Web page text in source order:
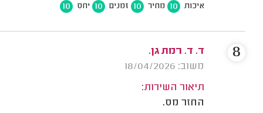
איכות 10 מחיר 10 זמנים 10 יחס 10
ד. ד. רמת גן.
משוב: 18/04/2026
תיאור השירות:
החזר מס.
8